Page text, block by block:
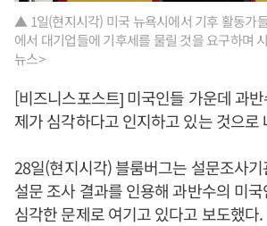
▲ 1일(현지시각) 미국 뉴욕시에서 기후 활동가
에서 대기업들에 기후세를 물릴 것을 요구하며
뉴스>
[비즈니스포스트] 미국인들 가운데 과
제가 심각하다고 인지하고 있는 것으로
28일(현지시각) 블룸버그는 설문조사
설문 조사 결과를 인용해 과반수의 미
심각한 문제로 여기고 있다고 보도했다.